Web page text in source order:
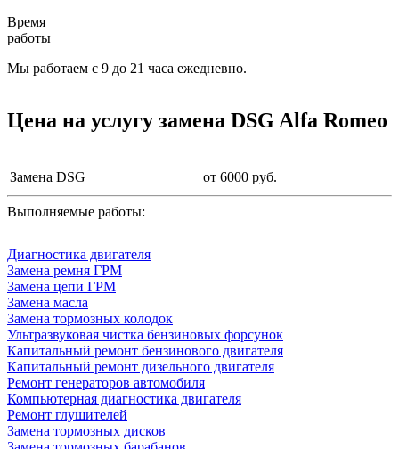
Время
работы
Мы работаем с 9 до 21 часа ежедневно.
Цена на услугу замена DSG Alfa Romeo
Замена DSG от 6000 руб.
Выполняемые работы:
Диагностика двигателя
Замена ремня ГРМ
Замена цепи ГРМ
Замена масла
Замена тормозных колодок
Ультразвуковая чистка бензиновых форсунок
Капитальный ремонт бензинового двигателя
Капитальный ремонт дизельного двигателя
Ремонт генераторов автомобиля
Компьютерная диагностика двигателя
Ремонт глушителей
Замена тормозных дисков